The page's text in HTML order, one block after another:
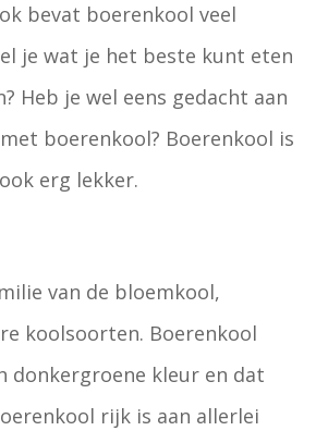
bevat boerenkool veel
je wat je het beste kunt eten
Heb je wel eens gedacht aan
boerenkool? Boerenkool is
erg lekker.
van de bloemkool,
koolsoorten. Boerenkool
donkergroene kleur en dat
rijk is aan allerlei